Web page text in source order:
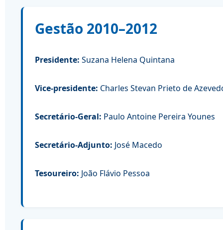
Gestão 2010–2012
Presidente: Suzana Helena Quintana
Vice-presidente: Charles Stevan Prieto de
Secretário-Geral: Paulo Antoine Pereira Younes
Secretário-Adjunto: José Macedo
Tesoureiro: João Flávio Pessoa